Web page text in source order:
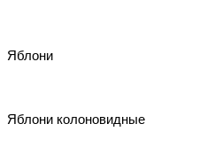
Яблони
Яблони колоновидные